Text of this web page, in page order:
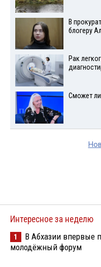
В
блогеру
Рак
Сможет
Интересное за неделю
1
В Абхазии впервые
молодёжный форум